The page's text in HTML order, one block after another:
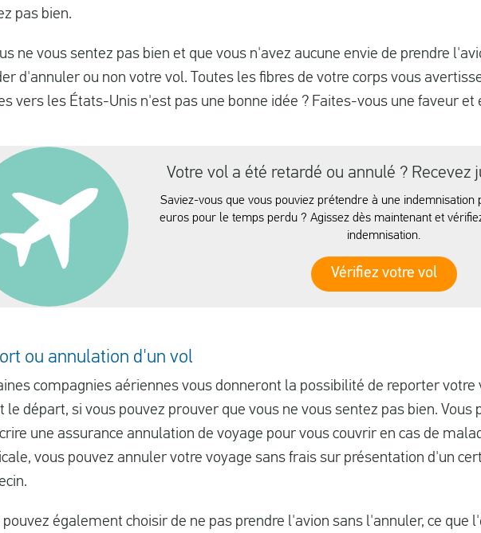
pas bien.
ne vous sentez pas bien et que vous n'avez aucune envie de prendre
d'annuler ou non votre vol. Toutes les fibres de votre corps vous
vers les États-Unis n'est pas une bonne idée ? Faites-vous une faveur et
Votre vol a été retardé ou annulé ? Recevez
Saviez-vous que vous pouviez prétendre à une indemnisation
euros pour le temps perdu ? Agissez dès maintenant et
indemnisation.
Vérifiez votre vol
ou annulation d'un vol
compagnies aériennes vous donneront la possibilité de reporter
le départ, si vous pouvez prouver que vous ne vous sentez pas bien. Vous
une assurance annulation de voyage pour vous couvrir en cas de
vous pouvez annuler votre voyage sans frais sur présentation d'un
pouvez également choisir de ne pas prendre l'avion sans l'annuler, ce que